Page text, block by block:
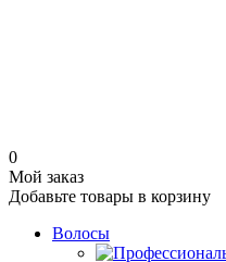
0
Мой заказ
Добавьте товары в корзину
Волосы